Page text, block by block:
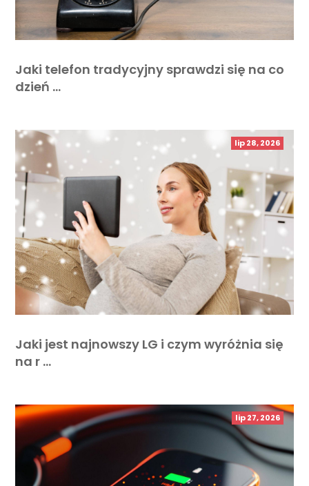
Jaki telefon tradycyjny sprawdzi się na co
dzień …
lip 28, 2026
Jaki jest najnowszy LG i czym wyróżnia się
na r …
lip 27, 2026